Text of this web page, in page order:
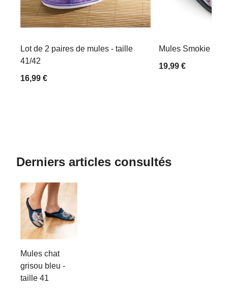
Lot de 2 paires de mules - taille
41/42
16,99 €
Mules Smokie -
19,99 €
Derniers articles consultés
Mules chat
grisou bleu -
taille 41